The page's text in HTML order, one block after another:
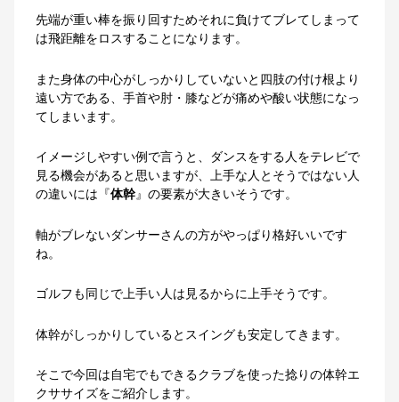
先端が重い棒を振り回すためそれに負けてブレてしまって
は飛距離をロスすることになります。
また身体の中心がしっかりしていないと四肢の付け根より
遠い方である、手首や肘・膝などが痛めや酸い状態になっ
てしまいます。
イメージしやすい例で言うと、ダンスをする人をテレビで
見る機会があると思いますが、上手な人とそうではない人
の違いには『体幹』の要素が大きいそうです。
軸がブレないダンサーさんの方がやっぱり格好いいです
ね。
ゴルフも同じで上手い人は見るからに上手そうです。
体幹がしっかりしているとスイングも安定してきます。
そこで今回は自宅でもできるクラブを使った捻りの体幹エ
クササイズをご紹介します。